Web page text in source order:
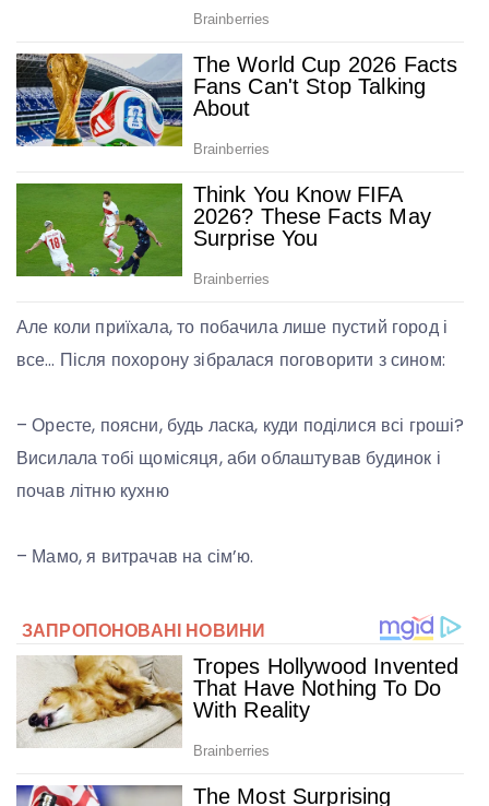
Але коли приїхала, то побачила лише пустий город і
все… Після похорону зібралася поговорити з сином:
– Оресте, поясни, будь ласка, куди поділися всі гроші?
Висилала тобі щомісяця, аби облаштував будинок і
почав літню кухню
– Мамо, я витрачав на сім’ю.